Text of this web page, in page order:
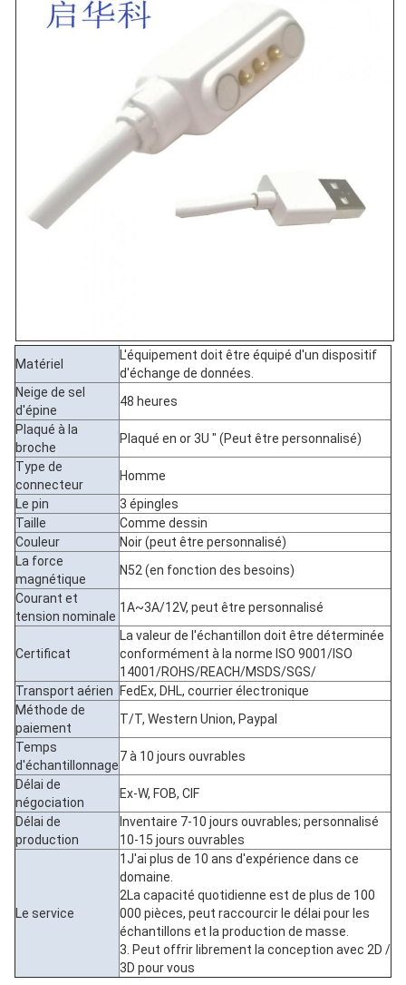
Matériel
L'équipement doit être équipé d'un dispositif
d'échange de données.
Neige de sel
d'épine
48 heures
Plaqué à la
broche
Plaqué en or 3U " (Peut être personnalisé)
Type de
connecteur
Homme
Le pin
3 épingles
Taille
Comme dessin
Couleur
Noir (peut être personnalisé)
La force
magnétique
N52 (en fonction des besoins)
Courant et
tension nominale
1A~3A/12V, peut être personnalisé
Certificat
La valeur de l'échantillon doit être déterminée
conformément à la norme ISO 9001/ISO
14001/ROHS/REACH/MSDS/SGS/
Transport aérien
FedEx, DHL, courrier électronique
Méthode de
paiement
T/T, Western Union, Paypal
Temps
d'échantillonnage
7 à 10 jours ouvrables
Délai de
négociation
Ex-W, FOB, CIF
Délai de
production
Inventaire 7-10 jours ouvrables; personnalisé
10-15 jours ouvrables
Le service
1J'ai plus de 10 ans d'expérience dans ce
domaine.
2La capacité quotidienne est de plus de 100
000 pièces, peut raccourcir le délai pour les
échantillons et la production de masse.
3. Peut offrir librement la conception avec 2D /
3D pour vous